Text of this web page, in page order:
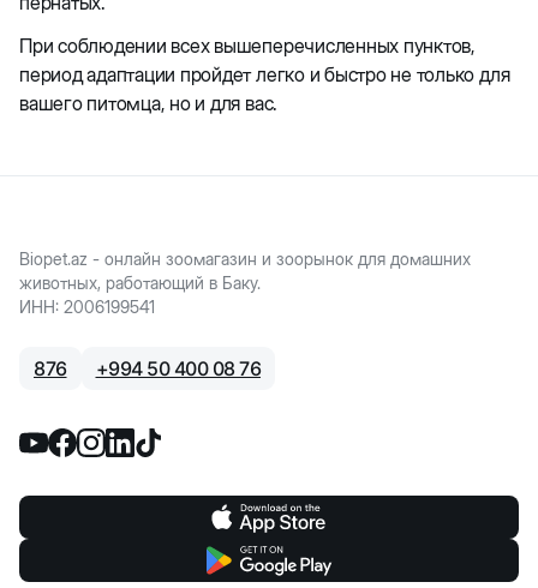
При соблюдении всех вышеперечисленных пунктов,
период адаптации пройдет легко и быстро не только для
вашего питомца, но и для вас.
Biopet.az - онлайн зоомагазин и зоорынок для домашних
животных, работающий в Баку.
ИНН: 2006199541
876 +994 50 400 08 76